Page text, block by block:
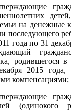
на денежные
последующего
года по 31
родившегося
2015 года,
компенсациями;
(одинокого